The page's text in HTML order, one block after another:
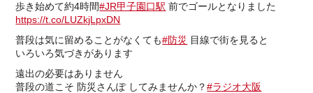
歩き始めて約4時間#JR甲子園口駅 前でゴールとなりました
https://t.co/LUZkjLpxDN
普段は気に留めることがなくても#防災 目線で街を見ると
いろいろ気づきがあります
遠出の必要はありません
普段の道こそ 防災さんぽ してみませんか？#ラジオ大阪